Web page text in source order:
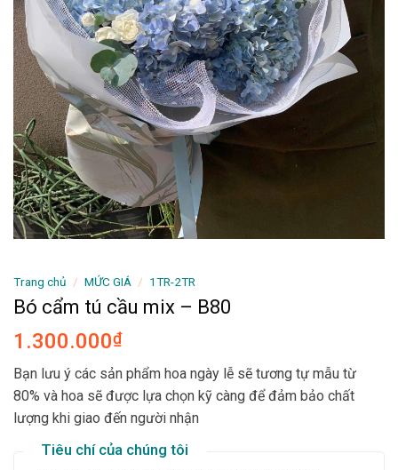
Trang chủ / MỨC GIÁ / 1TR-2TR
Bó cẩm tú cầu mix – B80
1.300.000₫
Bạn lưu ý các sản phẩm hoa ngày lễ sẽ tương tự mẫu từ
80% và hoa sẽ được lựa chọn kỹ càng để đảm bảo chất
lượng khi giao đến người nhận
Tiêu chí của chúng tôi